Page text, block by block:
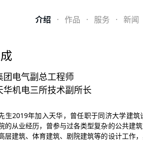
介绍 · 作品 · 服务 · 新闻
团电气副总工程师
华机电三所技术副所长
生2019年加入天华，曾任职于同济大学建
的从业经历，曾参与过各类型复杂的公共建
层建筑、体育建筑、剧院建筑等的设计工作